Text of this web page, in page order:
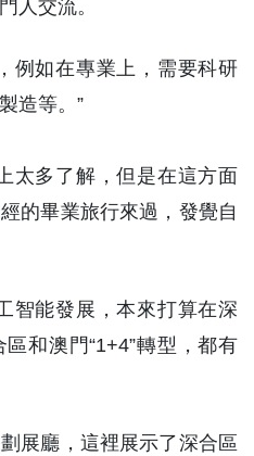
人交流。
例如在專業上，需要科研
造等。”
太多了解，但是在這方面
的畢業旅行來過，發覺自
智能發展，本來打算在深
和澳門“1+4”轉型，都有
展廳，這裡展示了深合區